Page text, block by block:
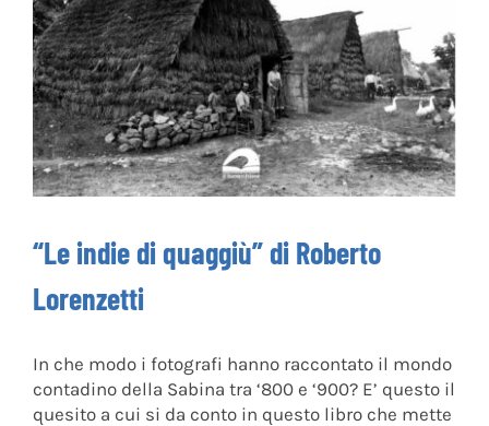
“Le indie di quaggiù” di Roberto
Lorenzetti
In che modo i fotografi hanno raccontato il mondo
contadino della Sabina tra ‘800 e ‘900? E’ questo il
quesito a cui si da conto in questo libro che mette